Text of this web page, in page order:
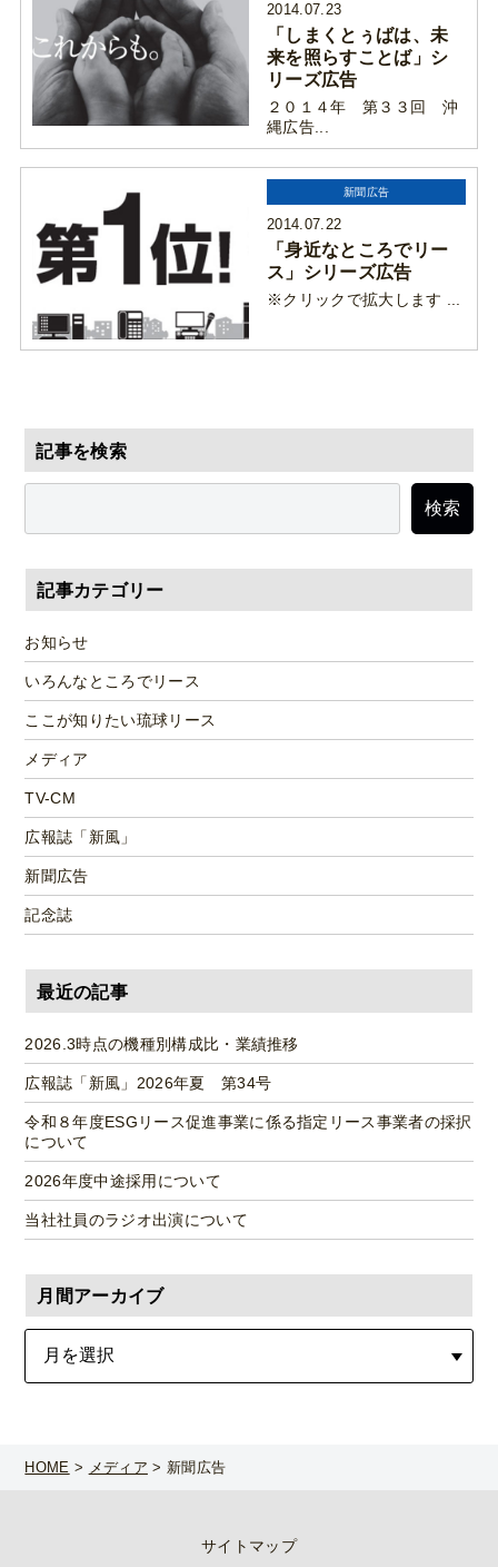
2014.07.23
「しまくとぅばは、未
来を照らすことば」シ
リーズ広告
２０１４年 第３３回 沖
縄広告...
新聞広告
2014.07.22
「身近なところでリー
ス」シリーズ広告
※クリックで拡大します ...
記事を検索
検索
記事カテゴリー
お知らせ
いろんなところでリース
ここが知りたい琉球リース
メディア
TV-CM
広報誌「新風」
新聞広告
記念誌
最近の記事
2026.3時点の機種別構成比・業績推移
広報誌「新風」2026年夏 第34号
令和８年度ESGリース促進事業に係る指定リース事業者の採択
について
2026年度中途採用について
当社社員のラジオ出演について
月間アーカイブ
HOME > メディア > 新聞広告
サイトマップ